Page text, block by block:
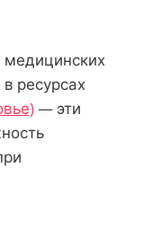
медицинских
ресурсах
— эти